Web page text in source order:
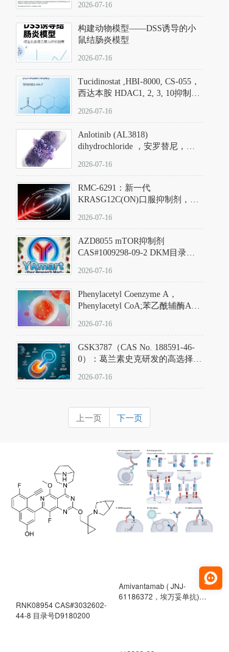
2026-07-16
构建动物模型——DSS诱导的小
鼠结肠炎模型
2026-07-16
Tucidinostat ,HBI-8000, CS-055，
西达本胺 HDAC1, 2, 3, 10抑制剂
D808567) - DKM活性分子
2026-07-16
Anlotinib (AL3818)
dihydrochloride ，安罗替尼，
Hydrochloride实验方法步骤SOP
2026-07-16
RMC-6291：新一代
KRASG12C(ON)口服抑制剂，
(Elironrasib)CAS#2641998-63-0
2026-07-16
AZD8055 mTOR抑制剂
CAS#1009298-09-2 DKM目录号
激酶抑制剂的深度剖析
2026-07-16
Phenylacetyl Coenzyme A，
Phenylacetyl CoA;苯乙酰辅酶A
2026-07-16
GSK3787（CAS No. 188591-46-
0）：葛兰素史克研发的高选择
抗剂，被广泛视为研究PPARδ核
靶点药理机制的金标准化学探
针。
2026-07-16
上一页 下一页
RNK08954 CAS#3032602-
44-8 目录号D9180200
Amivantamab ( JNJ-
61186372，埃万妥单抗)